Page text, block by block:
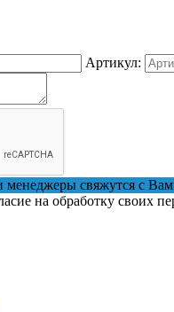
Артикул:
свяжутся с
на обработку своих